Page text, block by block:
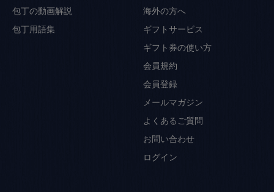
包丁の動画解説
包丁用語集
海外の方へ
ギフトサービス
ギフト券の使い方
会員規約
会員登録
メールマガジン
よくあるご質問
お問い合わせ
ログイン